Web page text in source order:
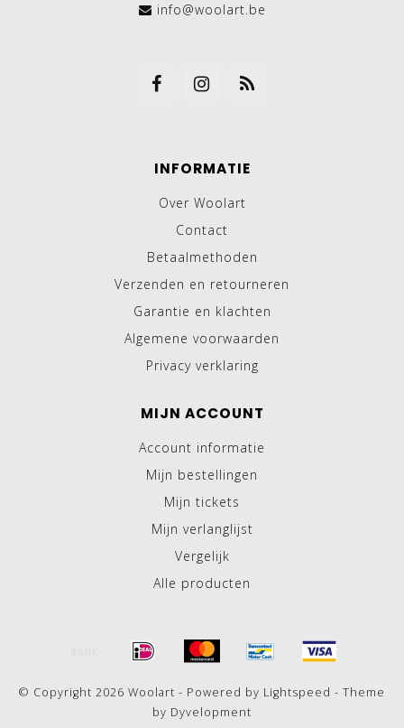
info@woolart.be
INFORMATIE
Over Woolart
Contact
Betaalmethoden
Verzenden en retourneren
Garantie en klachten
Algemene voorwaarden
Privacy verklaring
MIJN ACCOUNT
Account informatie
Mijn bestellingen
Mijn tickets
Mijn verlanglijst
Vergelijk
Alle producten
© Copyright 2026 Woolart - Powered by Lightspeed - Theme
by Dyvelopment